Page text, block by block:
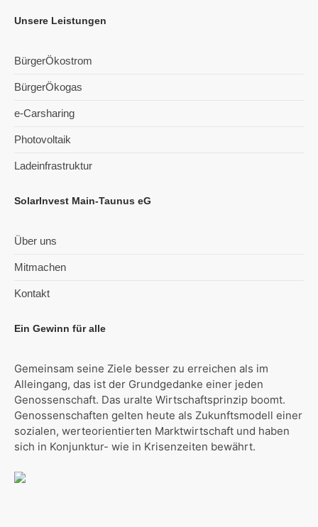
Unsere Leistungen
BürgerÖkostrom
BürgerÖkogas
e-Carsharing
Photovoltaik
Ladeinfrastruktur
SolarInvest Main-Taunus eG
Über uns
Mitmachen
Kontakt
Ein Gewinn für alle
Gemeinsam seine Ziele besser zu erreichen als im
Alleingang, das ist der Grundgedanke einer jeden
Genossenschaft. Das uralte Wirtschaftsprinzip boomt.
Genossenschaften gelten heute als Zukunftsmodell einer
sozialen, werteorientierten Marktwirtschaft und haben
sich in Konjunktur- wie in Krisenzeiten bewährt.